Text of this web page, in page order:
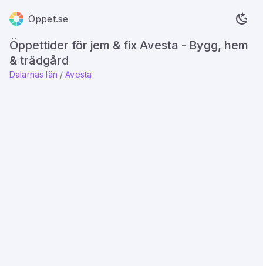
Öppet.se
Öppettider för jem & fix Avesta - Bygg, hem
& trädgård
Dalarnas län / Avesta